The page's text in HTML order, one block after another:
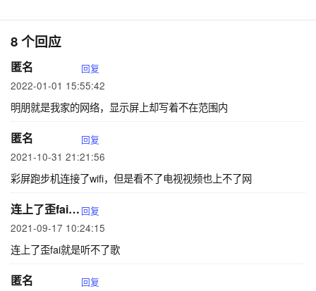
8 个回应
匿名 回复
2022-01-01 15:55:42
明朋就是我家的网络，显示屏上却写着不在范围内
匿名 回复
2021-10-31 21:21:56
彩屏跑步机连接了wifi，但是看不了电视视频也上不了网
连上了歪fai就是听不了歌 回复
2021-09-17 10:24:15
连上了歪fai就是听不了歌
匿名 回复